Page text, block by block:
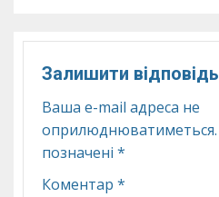
Залишити відповідь
Ваша e-mail адреса не
оприлюднюватиметься.
позначені *
Коментар *